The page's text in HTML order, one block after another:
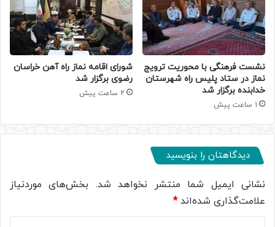
نشست فرهنگی با محوریت ترویج
نماز در ستاد پلیس راه شهرستان
خدابنده برگزار شد
1 ساعت پیش
شورای اقامه نماز راه آهن خراسان
رضوی برگزار شد
2 ساعت پیش
دیدگاهتان را بنویسید
نشانی ایمیل شما منتشر نخواهد شد. بخش‌های موردنیاز
علامت‌گذاری شده‌اند*